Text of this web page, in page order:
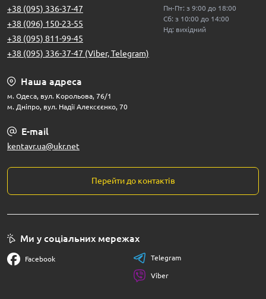
+38 (095) 336-37-47
+38 (096) 150-23-55
+38 (095) 811-99-45
+38 (095) 336-37-47 (Viber, Telegram)
Пн-Пт: з 9:00 до 18:00
Сб: з 10:00 до 14:00
Нд: вихідний
Наша адреса
м. Одеса, вул. Корольова, 76/1
м. Дніпро, вул. Надії Алексєєнко, 70
E-mail
kentavr.ua@ukr.net
Перейти до контактів
Ми у соціальних мережах
Facebook Telegram
Viber